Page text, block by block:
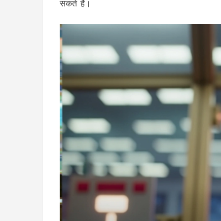
सकते हैं।